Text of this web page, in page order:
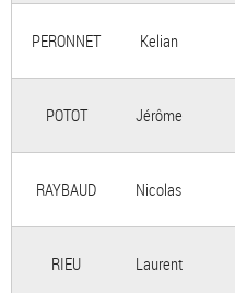
PERONNET Kelian
POTOT Jérôme
RAYBAUD Nicolas
RIEU Laurent